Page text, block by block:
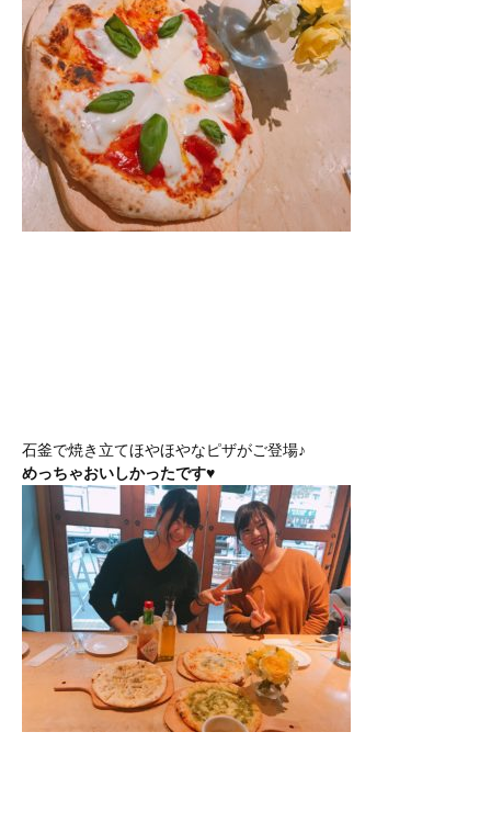
石釜で焼き立てほやほやなピザがご登場♪
めっちゃおいしかったです♥